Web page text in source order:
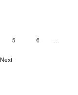
5 6 …
Next